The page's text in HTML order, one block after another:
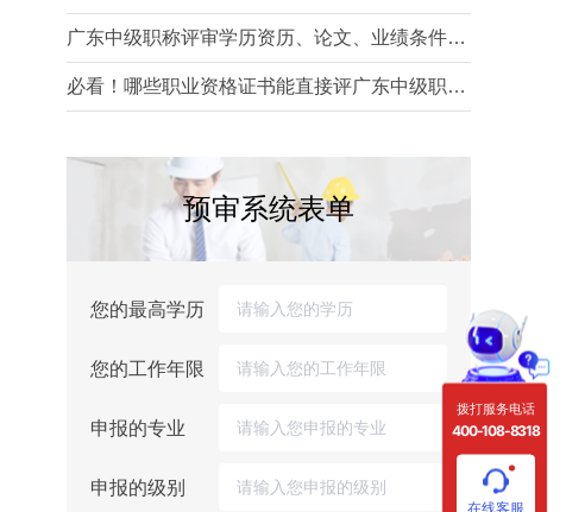
广东中级职称评审学历资历、论文、业绩条件！
这三个很重要！
必看！哪些职业资格证书能直接评广东中级职
称？
预审系统表单
您的最高学历
您的工作年限
申报的专业
申报的级别
拨打服务电话
400-108-8318
在线客服